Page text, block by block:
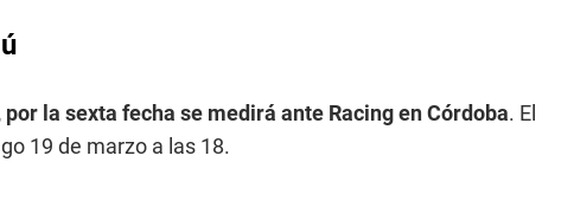
la sexta fecha se medirá ante Racing en Córdoba. El
19 de marzo a las 18.